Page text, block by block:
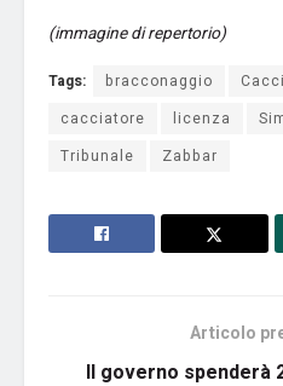
(immagine di repertorio)
Tags: bracconaggio
cacciatore
licenza
Tribunale
Zabbar
Articolo
Il governo spenderà